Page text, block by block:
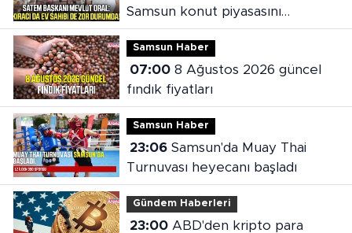
Samsun konut piyasasını
değerlendirdi
Samsun Haber
07:008 Ağustos 2026 güncel
fındık fiyatları
Samsun Haber
23:06Samsun'da Muay Thai
Turnuvası heyecanı başladı
Gündem Haberleri
23:00ABD'den kripto para